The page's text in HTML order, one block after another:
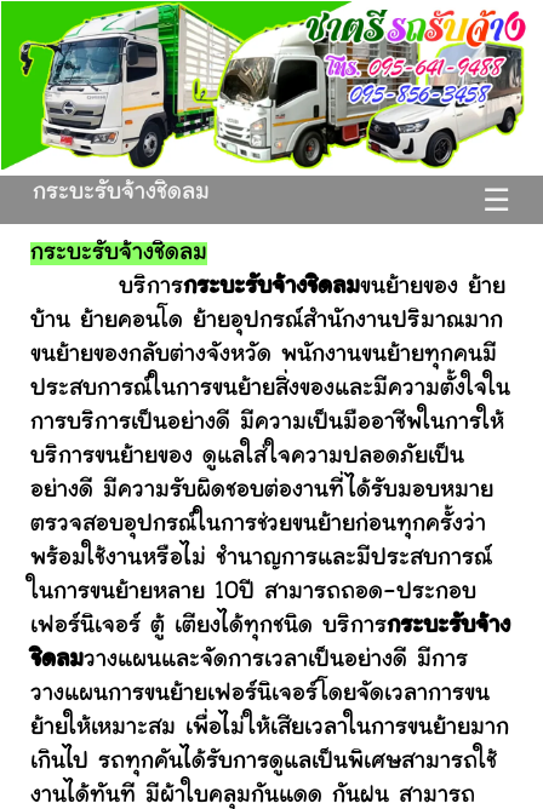
☰
กระบะรับจ้างชิดลม
กระบะรับจ้างชิดลม
บริการกระบะรับจ้างชิดลมขนย้ายของ ย้าย
บ้าน ย้ายคอนโด ย้ายอุปกรณ์สำนักงานปริมาณมาก
ขนย้ายของกลับต่างจังหวัด พนักงานขนย้ายทุกคนมี
ประสบการณ์ในการขนย้ายสิ่งของและมีความตั้งใจใน
การบริการเป็นอย่างดี มีความเป็นมืออาชีพในการให้
บริการขนย้ายของ ดูแลใส่ใจความปลอดภัยเป็น
อย่างดี มีความรับผิดชอบต่องานที่ได้รับมอบหมาย
ตรวจสอบอุปกรณ์ในการช่วยขนย้ายก่อนทุกครั้งว่า
พร้อมใช้งานหรือไม่ ชำนาญการและมีประสบการณ์
ในการขนย้ายหลาย 10ปี สามารถถอด-ประกอบ
เฟอร์นิเจอร์ ตู้ เตียงได้ทุกชนิด บริการกระบะรับจ้าง
ชิดลมวางแผนและจัดการเวลาเป็นอย่างดี มีการ
วางแผนการขนย้ายเฟอร์นิเจอร์โดยจัดเวลาการขน
ย้ายให้เหมาะสม เพื่อไม่ให้เสียเวลาในการขนย้ายมาก
เกินไป รถทุกคันได้รับการดูแลเป็นพิเศษสามารถใช้
งานได้ทันที มีผ้าใบคลุมกันแดด กันฝน สามารถ